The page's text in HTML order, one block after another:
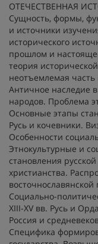
ОТЕЧЕСТВЕННАЯ
Сущность, формы,
и источники
исторического
прошлом и
теория
неотъемлемая
Античное наследие
народов. Проблема
Основные этапы
Русь и кочевники.
Особенности
Этнокультурные и
становления
христианства.
восточнославянской
Социально-
XIII-XV вв. Русь и
Россия и
Специфика